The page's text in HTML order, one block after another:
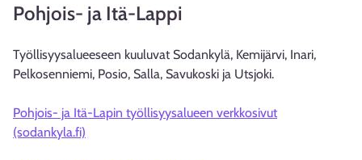
Pohjois- ja Itä-Lappi
Työllisyysalueeseen kuuluvat Sodankylä, Kemijärvi, Inari,
Pelkosenniemi, Posio, Salla, Savukoski ja Utsjoki.
Pohjois- ja Itä-Lapin työllisyysalueen verkkosivut
(sodankyla.fi)